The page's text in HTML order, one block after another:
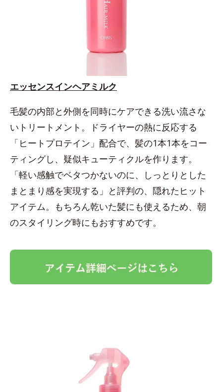
エッセンスインヘアミルク
毛髪の内部と外側を同時にケアできる洗い流さな
いトリートメント。ドライヤーの熱に反応する
「ヒートプロテイン」配合で、髪の1本1本をコー
ティングし、疑似キューティクルを作ります。
「軽い感触でベタつかないのに、しっとりとした
まとまり感を実現する」と評判の、隠れたヒット
アイテム。もちろん乾いた髪にも使えるため、朝
のスタイリング時にもおすすめです。